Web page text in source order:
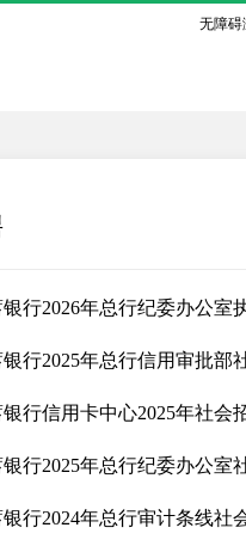
无障碍
行2026年总行纪委办公室
行2025年总行信用审批部
行信用卡中心2025年社会
行2025年总行纪委办公室
行2024年总行审计条线社